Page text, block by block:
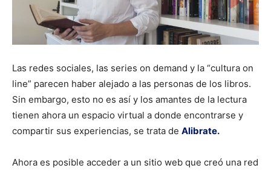
Las redes sociales, las series on demand y la “cultura on
line” parecen haber alejado a las personas de los libros.
Sin embargo, esto no es así y los amantes de la lectura
tienen ahora un espacio virtual a donde encontrarse y
compartir sus experiencias, se trata de Alibrate.
Ahora es posible acceder a un sitio web que creó una red